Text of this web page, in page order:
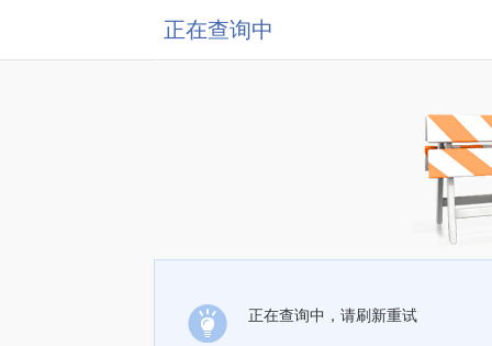
正在查询中
正在查询中，请刷新重试